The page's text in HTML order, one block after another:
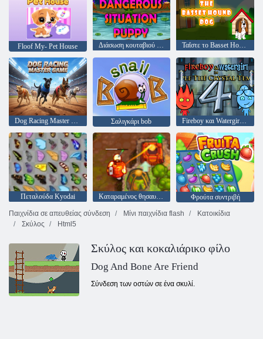
Floof My- Pet House Διάσωση κουταβιού επικίνδυνης κατάστασης Ταΐστε το Basset Hound Dog
Dog Racing Master παιχνίδι Σαλιγκάρι bob Fireboy και Watergirl 4: Crystal Temple
Πεταλούδα Kyodai Καταραμένος θησαυρός 2
Φρούτα συντριβή
Παιχνίδια σε απευθείας σύνδεση
Μίνι παιχνίδια flash
Κατοικίδια
Σκύλος
Html5
Σκύλος και κοκαλιάρικο φίλο
Dog And Bone Are Friend
Σύνδεση των οστών σε ένα σκυλί.